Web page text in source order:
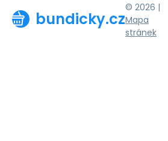
bundicky.cz
© 2026 |
Mapa
stránek